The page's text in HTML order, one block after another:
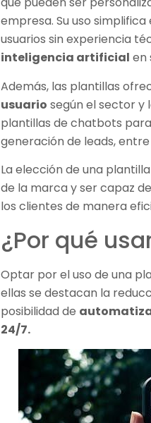
empresa. Su uso
usuarios sin experiencia
inteligencia artificial en
Además, las plantillas
usuario según el sector y
plantillas de chatbots para
generación de leads,
La elección de una
de la marca y ser capaz
los clientes de manera
¿Por qué
Optar por el uso de una
ellas se destacan la
posibilidad de
24/7.